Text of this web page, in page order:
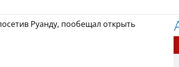
Руанду, пообещал открыть